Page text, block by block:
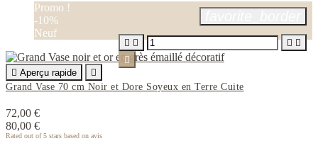
Promo !
-10%
Neuf
 Aperçu rapide

Grand Vase 70 cm Noir et Dore Soyeux en Terre Cuite
72,00 €
80,00 €
Rated out of 5 stars based on avis
   
